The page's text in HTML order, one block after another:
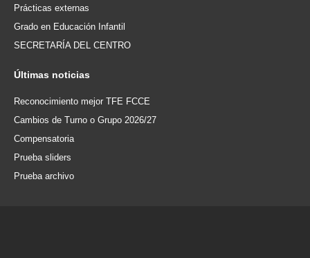
Prácticas externas
Grado en Educación Infantil
SECRETARÍA DEL CENTRO
Últimas noticias
Reconocimiento mejor TFE FCCE
Cambios de Turno o Grupo 2026/27
Compensatoria
Prueba sliders
Prueba archivo